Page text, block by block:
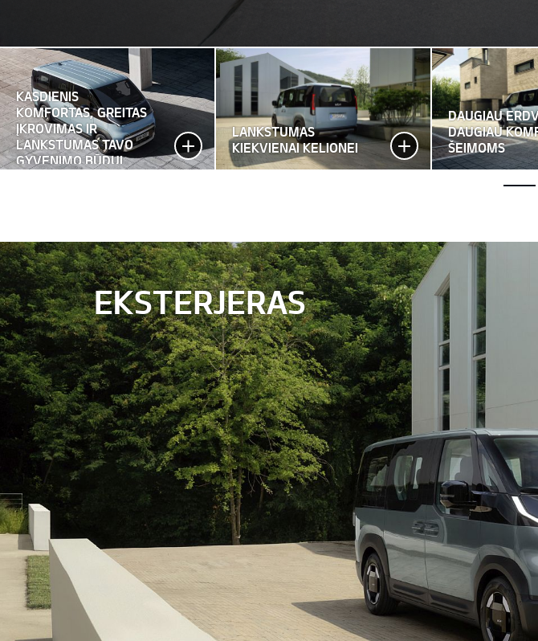
KASDIENIS
KOMFORTAS, GREITAS
ĮKROVIMAS IR
LANKSTUMAS TAVO
GYVENIMO BŪDUI
LANKSTUMAS
KIEKVIENAI KELIONEI
DAUGIAU
DAUGIAU
ŠEIMOMS
EKSTERJERAS